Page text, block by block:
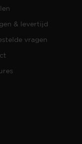
& levertijd
vragen